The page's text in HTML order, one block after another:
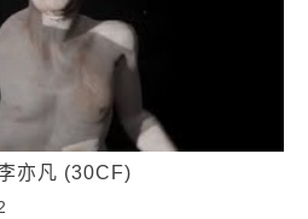
亦凡 (30CF)